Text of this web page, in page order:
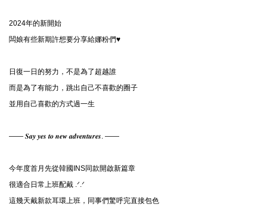
2024年的新開始
闆娘有些新期許想要分享給娜粉們♥
日復一日的努力，不是為了超越誰
而是為了有能力，跳出自己不喜歡的圈子
並用自己喜歡的方式過一生
—— 𝑺𝒂𝒚 𝒚𝒆𝒔 𝒕𝒐 𝒏𝒆𝒘 𝒂𝒅𝒗𝒆𝒏𝒕𝒖𝒓𝒆𝒔. ——
今年度首月先從韓國INS同款開啟新篇章
很適合日常上班配戴 .ᐟ‪‪‪.ᐟ‪‪‪
這幾天戴新款耳環上班，同事們驚呼完直接包色